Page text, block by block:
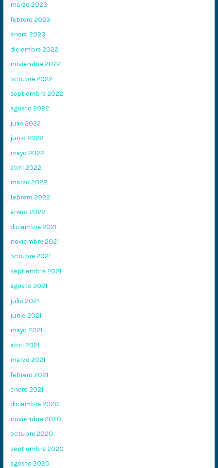
marzo 2023
febrero 2023
enero 2023
diciembre 2022
noviembre 2022
octubre 2022
septiembre 2022
agosto 2022
julio 2022
junio 2022
mayo 2022
abril 2022
marzo 2022
febrero 2022
enero 2022
diciembre 2021
noviembre 2021
octubre 2021
septiembre 2021
agosto 2021
julio 2021
junio 2021
mayo 2021
abril 2021
marzo 2021
febrero 2021
enero 2021
diciembre 2020
noviembre 2020
octubre 2020
septiembre 2020
agosto 2020